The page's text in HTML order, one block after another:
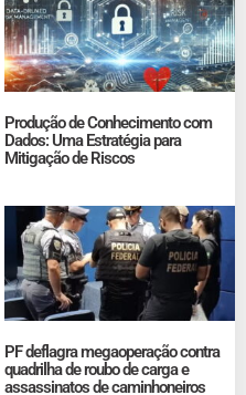
Produção de Conhecimento com
Dados: Uma Estratégia para
Mitigação de Riscos
PF deflagra megaoperação contra
quadrilha de roubo de carga e
assassinatos de caminhoneiros